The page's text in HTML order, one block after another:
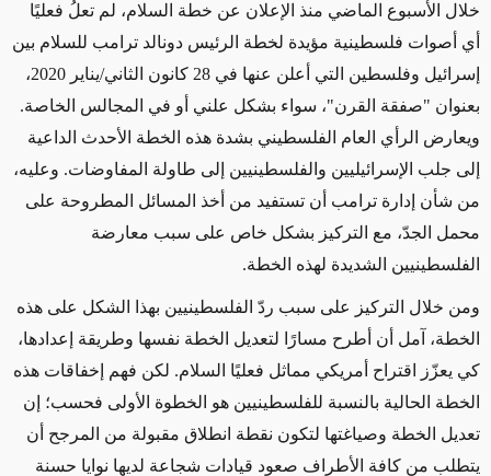
خلال الأسبوع الماضي منذ الإعلان عن خطة السلام، لم تعلُ فعليًا
أي أصوات فلسطينية مؤيدة لخطة الرئيس دونالد ترامب للسلام بين
إسرائيل وفلسطين التي أعلن عنها في 28 كانون الثاني/يناير 2020،
بعنوان "صفقة القرن"، سواء بشكل علني أو في المجالس الخاصة.
ويعارض الرأي العام الفلسطيني بشدة هذه الخطة الأحدث الداعية
إلى جلب الإسرائيليين والفلسطينيين إلى طاولة المفاوضات. وعليه،
من شأن إدارة ترامب أن تستفيد من أخذ المسائل المطروحة على
محمل الجدّ، مع التركيز بشكل خاص على سبب معارضة
الفلسطينيين الشديدة لهذه الخطة.
ومن خلال التركيز على سبب ردّ الفلسطينيين بهذا الشكل على هذه
الخطة، آمل أن أطرح مسارًا لتعديل الخطة نفسها وطريقة إعدادها،
كي يعزّز اقتراح أمريكي مماثل فعليًا السلام. لكن فهم إخفاقات هذه
الخطة الحالية بالنسبة للفلسطينيين هو الخطوة الأولى فحسب؛ إن
تعديل الخطة وصياغتها لتكون نقطة انطلاق مقبولة من المرجح أن
يتطلب من كافة الأطراف صعود قيادات شجاعة لديها نوايا حسنة